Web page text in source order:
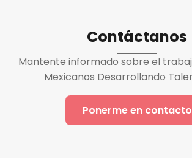
Contáctanos
Mantente informado sobre el
Mexicanos Desarrollando
Ponerme en contacto